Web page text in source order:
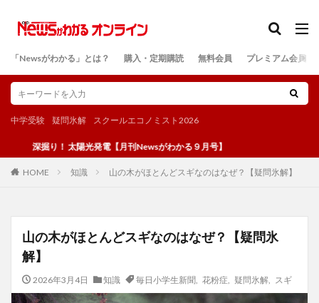
「Newsがわかる」とは？ 購入・定期購読 無料会員 プレミアム会員
中学受験 疑問氷解 スクールエコノミスト2026
掘り！ 太陽光発電【月刊Newsがわかる９月号】
HOME 知識 山の木がほとんどスギなのはなぜ？【疑問氷解】
山の木がほとんどスギなのはなぜ？【疑問氷
解】
2026年3月4日 知識 毎日小学生新聞 花粉症 疑問氷解 スギ
検索